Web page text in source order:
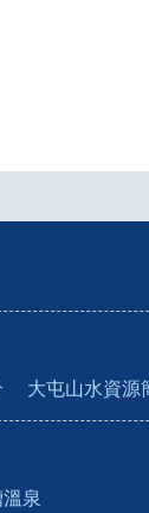
大屯山水資源
泉